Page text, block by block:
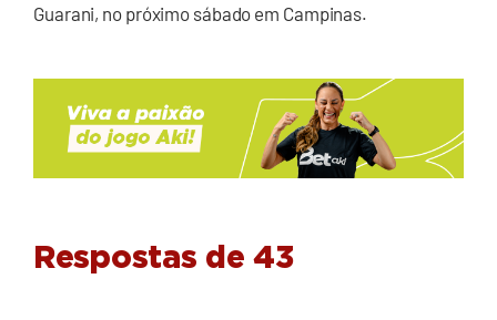
Guarani, no próximo sábado em Campinas.
Respostas de 43